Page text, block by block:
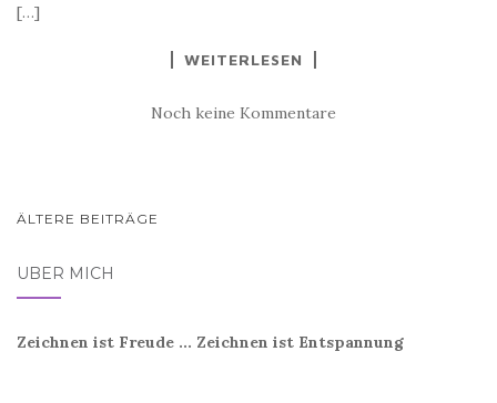
[…]
WEITERLESEN
Noch keine Kommentare
BEITRAGSNAVIGATION
ÄLTERE BEITRÄGE
ÜBER MICH
Zeichnen ist Freude ... Zeichnen ist Entspannung